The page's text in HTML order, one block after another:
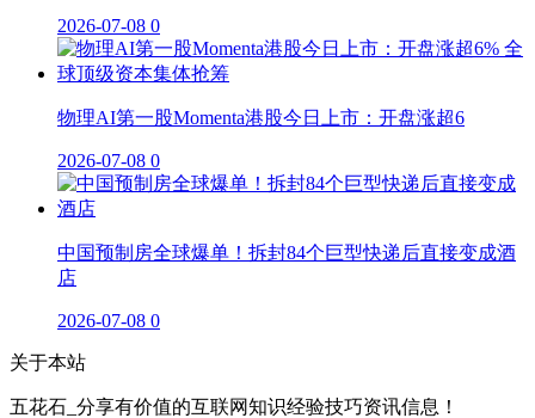
2026-07-08 0
物理AI第一股Momenta港股今日上市：开盘涨超6
2026-07-08 0
中国预制房全球爆单！拆封84个巨型快递后直接变成酒
店
2026-07-08 0
关于本站
五花石_分享有价值的互联网知识经验技巧资讯信息！